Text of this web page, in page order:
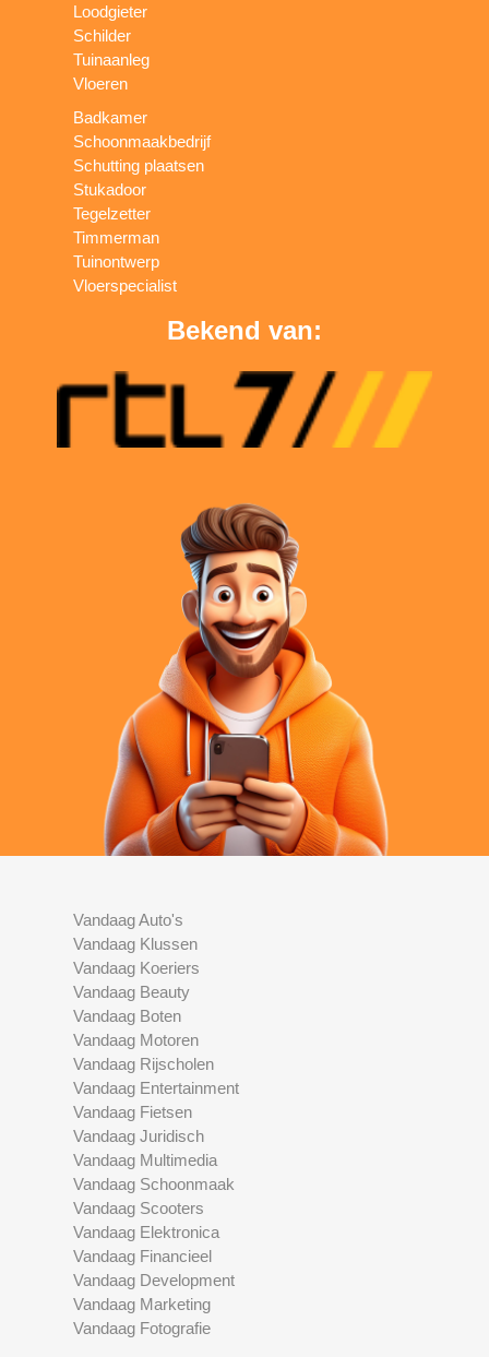
Loodgieter
Schilder
Tuinaanleg
Vloeren
Badkamer
Schoonmaakbedrijf
Schutting plaatsen
Stukadoor
Tegelzetter
Timmerman
Tuinontwerp
Vloerspecialist
Bekend van:
Vandaag Auto's
Vandaag Klussen
Vandaag Koeriers
Vandaag Beauty
Vandaag Boten
Vandaag Motoren
Vandaag Rijscholen
Vandaag Entertainment
Vandaag Fietsen
Vandaag Juridisch
Vandaag Multimedia
Vandaag Schoonmaak
Vandaag Scooters
Vandaag Elektronica
Vandaag Financieel
Vandaag Development
Vandaag Marketing
Vandaag Fotografie